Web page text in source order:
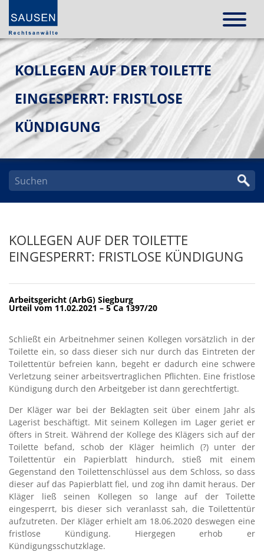
KOLLEGEN AUF DER TOILETTE
EINGESPERRT: FRISTLOSE
KÜNDIGUNG
KOLLEGEN AUF DER TOILETTE
EINGESPERRT: FRISTLOSE KÜNDIGUNG
Arbeitsgericht (ArbG) Siegburg
Urteil vom 11.02.2021 – 5 Ca 1397/20
Schließt ein Arbeitnehmer seinen Kollegen vorsätzlich in der
Toilette ein, so dass dieser sich nur durch das Eintreten der
Toilettentür befreien kann, begeht er dadurch eine schwere
Verletzung seiner arbeitsvertraglichen Pflichten. Eine fristlose
Kündigung durch den Arbeitgeber ist dann gerechtfertigt.
Der Kläger war bei der Beklagten seit über einem Jahr als
Lagerist beschäftigt. Mit seinem Kollegen im Lager geriet er
öfters in Streit. Während der Kollege des Klägers sich auf der
Toilette befand, schob der Kläger heimlich (?) unter der
Toilettentür ein Papierblatt hindurch, stieß mit einem
Gegenstand den Toilettenschlüssel aus dem Schloss, so dass
dieser auf das Papierblatt fiel, und zog ihn damit heraus. Der
Kläger ließ seinen Kollegen so lange auf der Toilette
eingesperrt, bis dieser sich veranlasst sah, die Toilettentür
aufzutreten. Der Kläger erhielt am 18.06.2020 deswegen eine
fristlose Kündigung. Hiergegen erhob er
Kündigungsschutzklage.